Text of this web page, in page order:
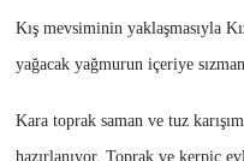
Kış mevsiminin yaklaşmasıyla
yağacak yağmurun içeriye
Kara toprak saman ve tuz
hazırlanıyor. Toprak ve kerpiç